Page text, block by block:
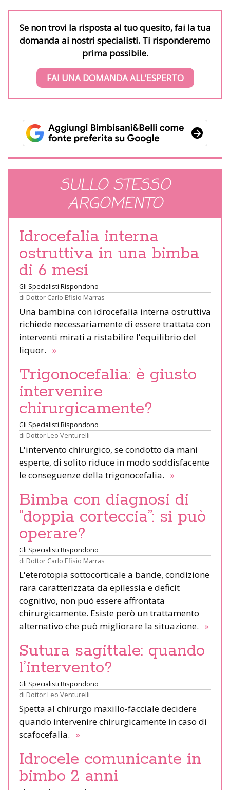
Se non trovi la risposta al tuo quesito, fai la tua
domanda ai nostri specialisti. Ti risponderemo
prima possibile.
FAI UNA DOMANDA ALL’ESPERTO
SULLO STESSO
ARGOMENTO
Idrocefalia interna
ostruttiva in una bimba
di 6 mesi
Gli Specialisti Rispondono
di Dottor Carlo Efisio Marras
Una bambina con idrocefalia interna ostruttiva
richiede necessariamente di essere trattata con
interventi mirati a ristabilire l'equilibrio del
liquor. »
Trigonocefalia: è giusto
intervenire
chirurgicamente?
Gli Specialisti Rispondono
di Dottor Leo Venturelli
L'intervento chirurgico, se condotto da mani
esperte, di solito riduce in modo soddisfacente
le conseguenze della trigonocefalia. »
Bimba con diagnosi di
“doppia corteccia”: si può
operare?
Gli Specialisti Rispondono
di Dottor Carlo Efisio Marras
L'eterotopia sottocorticale a bande, condizione
rara caratterizzata da epilessia e deficit
cognitivo, non può essere affrontata
chirurgicamente. Esiste però un trattamento
alternativo che può migliorare la situazione. »
Sutura sagittale: quando
l’intervento?
Gli Specialisti Rispondono
di Dottor Leo Venturelli
Spetta al chirurgo maxillo-facciale decidere
quando intervenire chirurgicamente in caso di
scafocefalia. »
Idrocele comunicante in
bimbo 2 anni